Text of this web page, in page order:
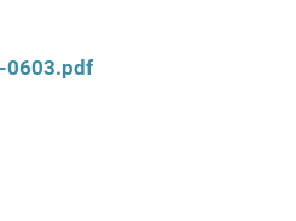
0603.pdf